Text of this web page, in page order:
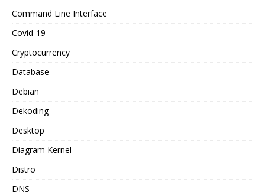
Command Line Interface
Covid-19
Cryptocurrency
Database
Debian
Dekoding
Desktop
Diagram Kernel
Distro
DNS